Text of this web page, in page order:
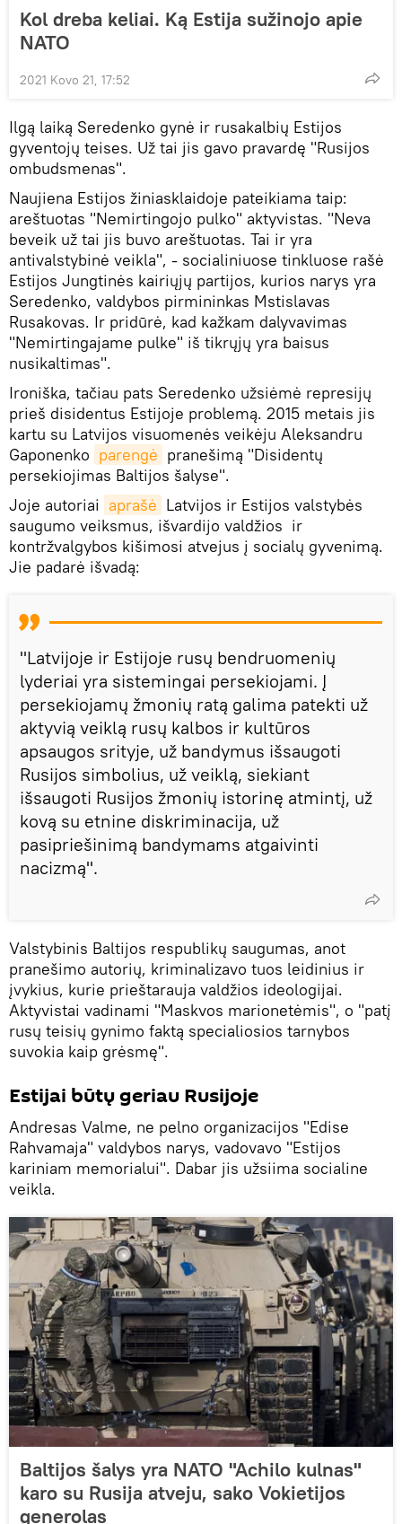
Kol dreba keliai. Ką Estija sužinojo apie
NATO
2021 Kovo 21, 17:52
Ilgą laiką Seredenko gynė ir rusakalbių Estijos
gyventojų teises. Už tai jis gavo pravardę "Rusijos
ombudsmenas".
Naujiena Estijos žiniasklaidoje pateikiama taip:
areštuotas "Nemirtingojo pulko" aktyvistas. "Neva
beveik už tai jis buvo areštuotas. Tai ir yra
antivalstybinė veikla", - socialiniuose tinkluose rašė
Estijos Jungtinės kairiųjų partijos, kurios narys yra
Seredenko, valdybos pirmininkas Mstislavas
Rusakovas. Ir pridūrė, kad kažkam dalyvavimas
"Nemirtingajame pulke" iš tikrųjų yra baisus
nusikaltimas".
Ironiška, tačiau pats Seredenko užsiėmė represijų
prieš disidentus Estijoje problemą. 2015 metais jis
kartu su Latvijos visuomenės veikėju Aleksandru
Gaponenko parengė pranešimą "Disidentų
persekiojimas Baltijos šalyse".
Joje autoriai aprašė Latvijos ir Estijos valstybės
saugumo veiksmus, išvardijo valdžios ir
kontržvalgybos kišimosi atvejus į socialų gyvenimą.
Jie padarė išvadą:
"Latvijoje ir Estijoje rusų bendruomenių
lyderiai yra sistemingai persekiojami. Į
persekiojamų žmonių ratą galima patekti už
aktyvią veiklą rusų kalbos ir kultūros
apsaugos srityje, už bandymus išsaugoti
Rusijos simbolius, už veiklą, siekiant
išsaugoti Rusijos žmonių istorinę atmintį, už
kovą su etnine diskriminacija, už
pasipriešinimą bandymams atgaivinti
nacizmą".
Valstybinis Baltijos respublikų saugumas, anot
pranešimo autorių, kriminalizavo tuos leidinius ir
įvykius, kurie prieštarauja valdžios ideologijai.
Aktyvistai vadinami "Maskvos marionetėmis", o "patį
rusų teisių gynimo faktą specialiosios tarnybos
suvokia kaip grėsmę".
Estijai būtų geriau Rusijoje
Andresas Valme, ne pelno organizacijos "Edise
Rahvamaja" valdybos narys, vadovavo "Estijos
kariniam memorialui". Dabar jis užsiima socialine
veikla.
Baltijos šalys yra NATO "Achilo kulnas"
karo su Rusija atveju, sako Vokietijos
generolas